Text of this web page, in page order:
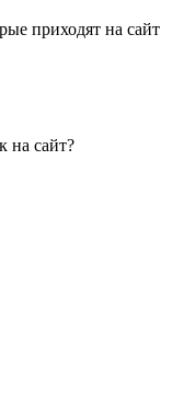
приходят на сайт